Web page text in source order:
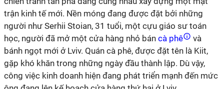
trận kinh tế mới. Nền móng đang được đặt bởi những
người như Serhii Stoian, 31 tuổi, một cựu giáo sư toán
học, người đã mở một cửa hàng nhỏ bán cà phê
và
bánh ngọt mới ở Lviv. Quán cà phê, được đặt tên là Kiit,
gặp khó khăn trong những ngày đầu thành lập. Dù vậy,
công việc kinh doanh hiện đang phát triển mạnh đến mức